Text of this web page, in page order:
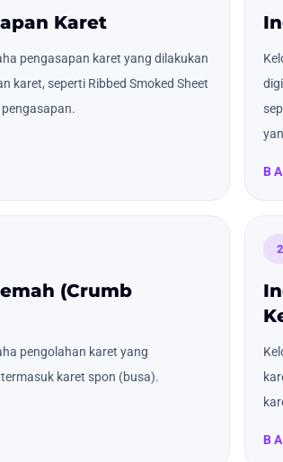
Karet
pengasapan karet yang dilakukan
karet, seperti Ribbed Smoked Sheet
(Crumb
pengolahan karet yang
karet spon (busa).